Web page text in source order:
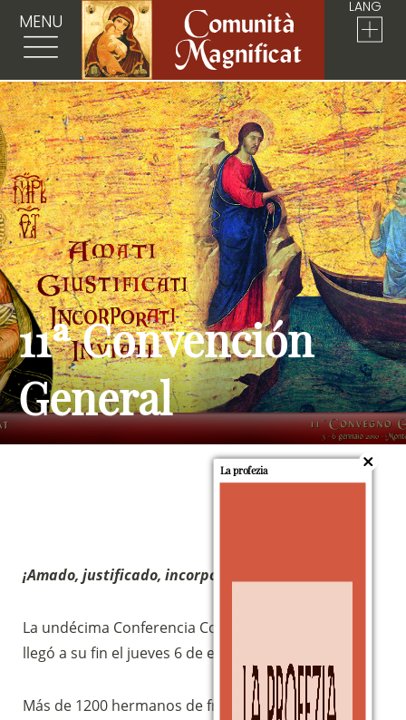
MENU
LANG
11ª Convención
General
¡Amado, justificado, incorporado, enviado!
La undécima Conferencia Comunitaria Magnificat
llegó a su fin el jueves 6 de enero de 2011.
Más de 1200 hermanos de fraternidades italianas y
La profezia